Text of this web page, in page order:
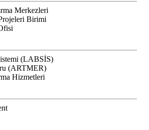
Merkezleri
Birimi
(LABSİS)
(ARTMER)
Hizmetleri